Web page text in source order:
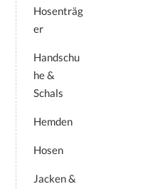
Hosenträg
er
Handschu
he &
Schals
Hemden
Hosen
Jacken &